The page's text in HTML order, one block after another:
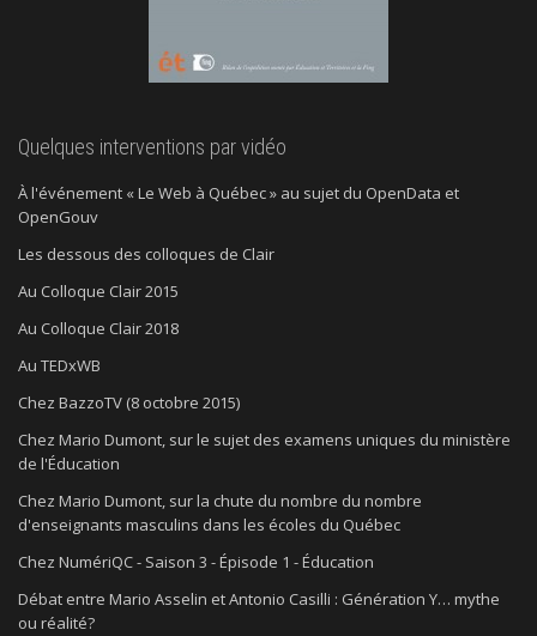
Quelques interventions par vidéo
À l'événement « Le Web à Québec » au sujet du OpenData et
OpenGouv
Les dessous des colloques de Clair
Au Colloque Clair 2015
Au Colloque Clair 2018
Au TEDxWB
Chez BazzoTV (8 octobre 2015)
Chez Mario Dumont, sur le sujet des examens uniques du ministère
de l'Éducation
Chez Mario Dumont, sur la chute du nombre du nombre
d'enseignants masculins dans les écoles du Québec
Chez NumériQC - Saison 3 - Épisode 1 - Éducation
Débat entre Mario Asselin et Antonio Casilli : Génération Y… mythe
ou réalité?